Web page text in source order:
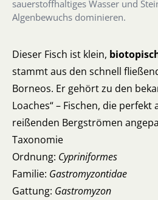
sauerstoffhaltiges Wasser und
Algenbewuchs dominieren.
Dieser Fisch ist klein,
stammt aus den schnell
Borneos. Er gehört zu den
Loaches“ – Fischen, die perfekt
reißenden Bergströmen
Taxonomie
Ordnung: Cypriniformes
Familie: Gastromyzontidae
Gattung: Gastromyzon